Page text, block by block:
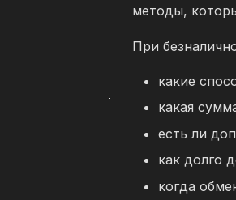
методы,
При
какие
какая
есть ли
как долго
когда